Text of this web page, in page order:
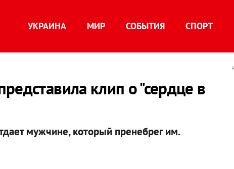
УКРАИНА МИР СОБЫТИЯ СПОРТ
клип о "сердце в
мужчине, который пренебрег им.